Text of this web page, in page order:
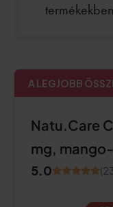
A LEGJOBB
Natu.Care
mg,
5.0